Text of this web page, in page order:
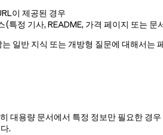
이 제공된 경우
(특정 기사, README, 가격 페이지 또는 문
일반 지식 또는 개방형 질문에 대해서는
대용량 문서에서 특정 정보만 필요한 경
.